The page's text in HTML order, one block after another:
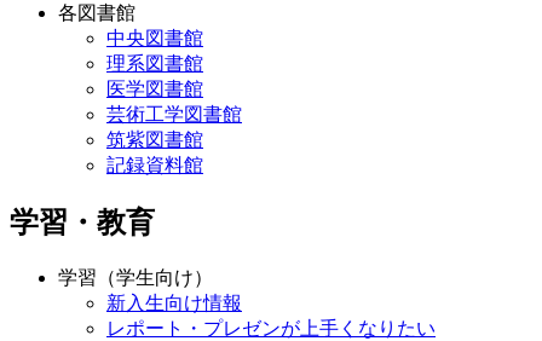
各図書館
中央図書館
理系図書館
医学図書館
芸術工学図書館
筑紫図書館
記録資料館
学習・教育
学習（学生向け）
新入生向け情報
レポート・プレゼンが上手くなりたい